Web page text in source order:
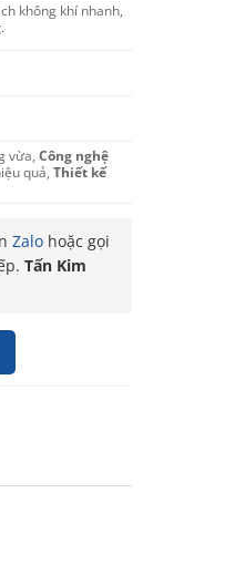
không khí nhanh,
.
vừa,Công nghệ
quả,Thiết kế
Zalohoặc gọi
Tấn Kim